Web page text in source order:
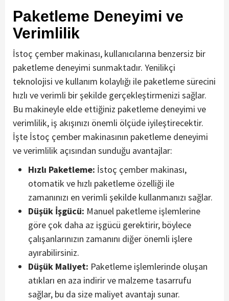
Paketleme Deneyimi ve
Verimlilik
İstoç çember makinası, kullanıcılarına benzersiz bir
paketleme deneyimi sunmaktadır. Yenilikçi
teknolojisi ve kullanım kolaylığı ile paketleme sürecini
hızlı ve verimli bir şekilde gerçekleştirmenizi sağlar.
Bu makineyle elde ettiğiniz paketleme deneyimi ve
verimlilik, iş akışınızı önemli ölçüde iyileştirecektir.
İşte İstoç çember makinasının paketleme deneyimi
ve verimlilik açısından sunduğu avantajlar:
Hızlı Paketleme: İstoç çember makinası,
otomatik ve hızlı paketleme özelliği ile
zamanınızı en verimli şekilde kullanmanızı sağlar.
Düşük İşgücü: Manuel paketleme işlemlerine
göre çok daha az işgücü gerektirir, böylece
çalışanlarınızın zamanını diğer önemli işlere
ayırabilirsiniz.
Düşük Maliyet: Paketleme işlemlerinde oluşan
atıkları en aza indirir ve malzeme tasarrufu
sağlar, bu da size maliyet avantajı sunar.